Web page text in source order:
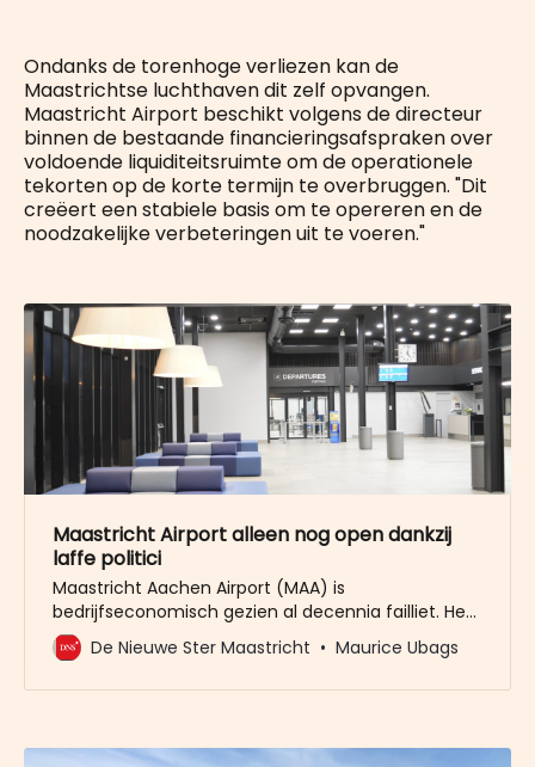
Ondanks de torenhoge verliezen kan de
Maastrichtse luchthaven dit zelf opvangen.
Maastricht Airport beschikt volgens de directeur
binnen de bestaande financieringsafspraken over
voldoende liquiditeitsruimte om de operationele
tekorten op de korte termijn te overbruggen. "Dit
creëert een stabiele basis om te opereren en de
noodzakelijke verbeteringen uit te voeren."
Maastricht Airport alleen nog open dankzij
laffe politici
Maastricht Aachen Airport (MAA) is
bedrijfseconomisch gezien al decennia failliet. Het
vliegveld zal nooit meer rendabel worden, hoe zeer
de directie ook beweert dat het ooit - nu dan toch
De Nieuwe Ster Maastricht Maurice Ubags